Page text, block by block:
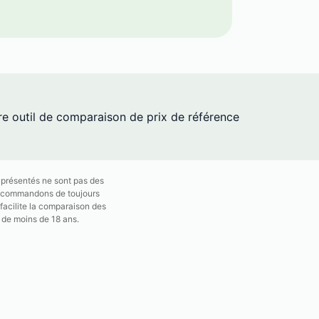
outil de comparaison de prix de référence